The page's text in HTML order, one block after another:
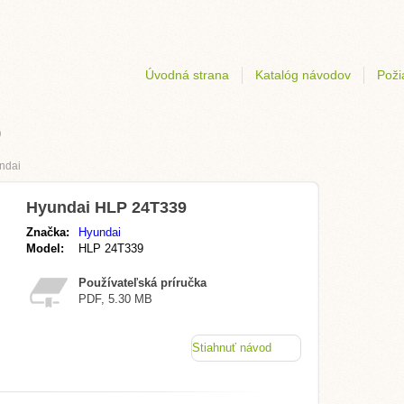
Úvodná strana Katalóg návodov
Hyundai HLP 24T339
Značka:
Hyundai
Model:
HLP 24T339
Používateľská príručka
PDF, 5.30 MB
Stiahnuť návod